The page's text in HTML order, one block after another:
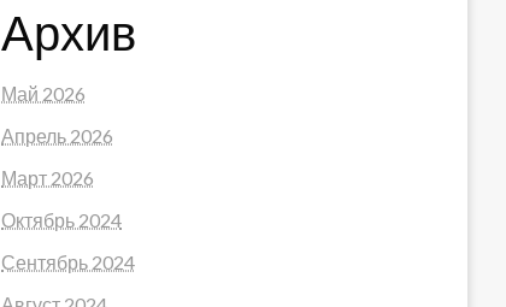
Архив
Май 2026
Апрель 2026
Март 2026
Октябрь 2024
Сентябрь 2024